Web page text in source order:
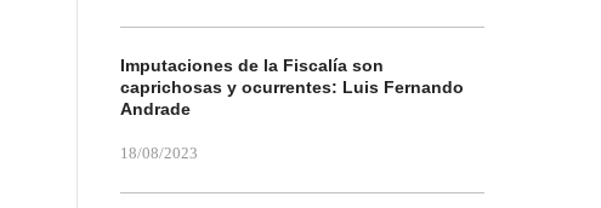
Imputaciones de la Fiscalía son
caprichosas y ocurrentes: Luis Fernando
Andrade
18/08/2023